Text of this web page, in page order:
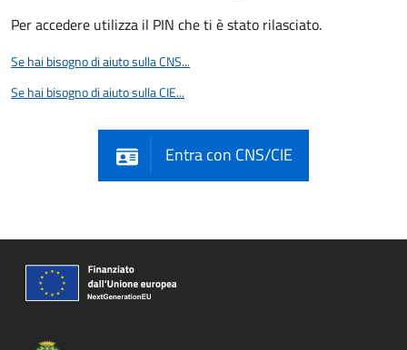
Per accedere utilizza il PIN che ti è stato rilasciato.
Se hai bisogno di aiuto sulla CNS...
Se hai bisogno di aiuto sulla CIE...
Entra con CNS/CIE